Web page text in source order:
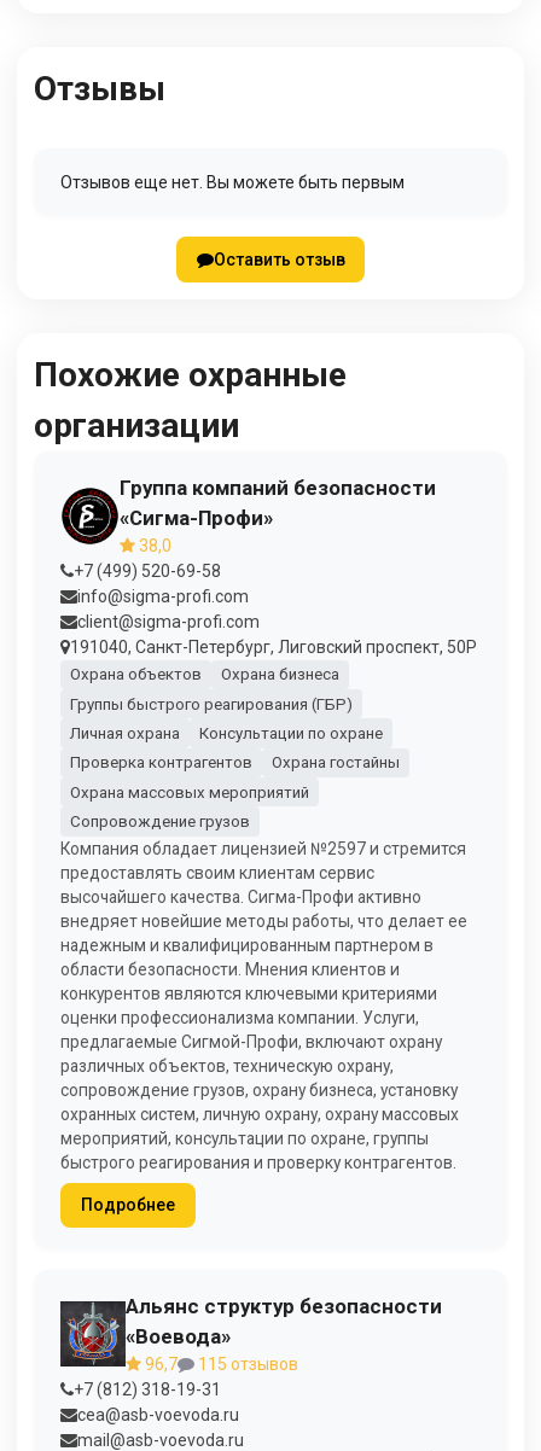
Отзывы
Отзывов еще нет. Вы можете быть первым
Оставить отзыв
Похожие охранные
организации
Группа компаний безопасности
«Сигма-Профи»
38,0
+7 (499) 520-69-58
info@sigma-profi.com
client@sigma-profi.com
191040, Санкт-Петербург, Лиговский проспект, 50Р
Охрана объектов
Охрана бизнеса
Группы быстрого реагирования (ГБР)
Личная охрана
Консультации по охране
Проверка контрагентов
Охрана гостайны
Охрана массовых мероприятий
Сопровождение грузов
Компания обладает лицензией №2597 и стремится
предоставлять своим клиентам сервис
высочайшего качества. Сигма-Профи активно
внедряет новейшие методы работы, что делает ее
надежным и квалифицированным партнером в
области безопасности. Мнения клиентов и
конкурентов являются ключевыми критериями
оценки профессионализма компании. Услуги,
предлагаемые Сигмой-Профи, включают охрану
различных объектов, техническую охрану,
сопровождение грузов, охрану бизнеса, установку
охранных систем, личную охрану, охрану массовых
мероприятий, консультации по охране, группы
быстрого реагирования и проверку контрагентов.
Подробнее
Альянс структур безопасности
«Воевода»
96,7
115 отзывов
+7 (812) 318-19-31
cea@asb-voevoda.ru
mail@asb-voevoda.ru